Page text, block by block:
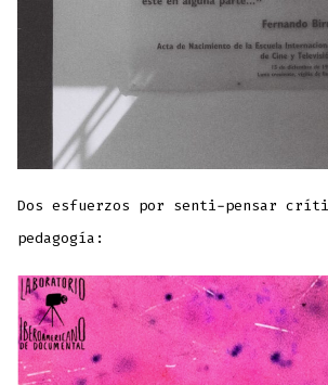
Dos esfuerzos por senti-pensar
pedagogía: